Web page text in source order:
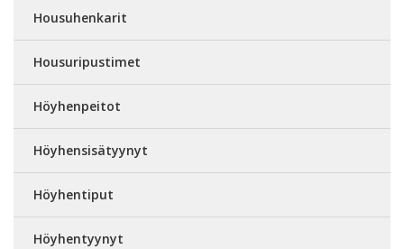
Housuhenkarit
Housuripustimet
Höyhenpeitot
Höyhensisätyynyt
Höyhentiput
Höyhentyynyt